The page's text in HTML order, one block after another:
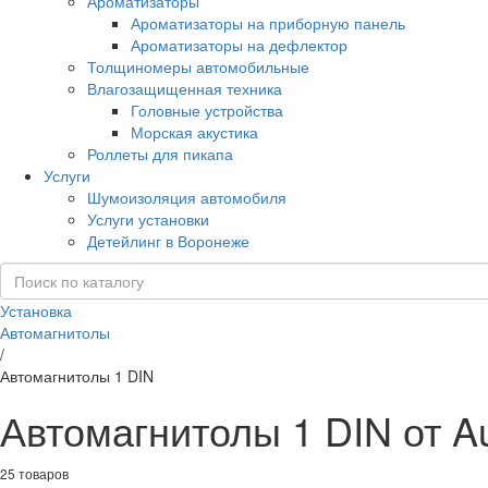
Ароматизаторы на приборную панель
Ароматизаторы на дефлектор
Толщиномеры автомобильные
Влагозащищенная техника
Головные устройства
Морская акустика
Роллеты для пикапа
Услуги
Шумоизоляция автомобиля
Услуги установки
Детейлинг в Воронеже
Установка
Автомагнитолы
/
Автомагнитолы 1 DIN
Автомагнитолы 1 DIN от
25 товаров